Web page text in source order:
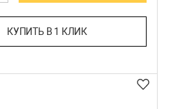
КУПИТЬ В 1 КЛИК